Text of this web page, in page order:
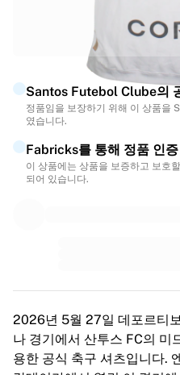
FC 바이에른 뮌헨
모든 팀 보기
주요 리그
2026 월드 챔피언십
프리미어리그
라리가
세리에 A
OL 리요네스
파리 생제르맹 페미닌
아스널 WFC
Santos Futebol Clube의
정품임을 보장하기 위해 이 상품을
였습니다.
Fabricks를 통해 정품 인
이 상품에는 상품을 보증하고 보호
되어 있습니다.
2026년 5월 27일 데포르티
나 경기에서 산투스 FC의 미
용한 공식 축구 셔츠입니다.